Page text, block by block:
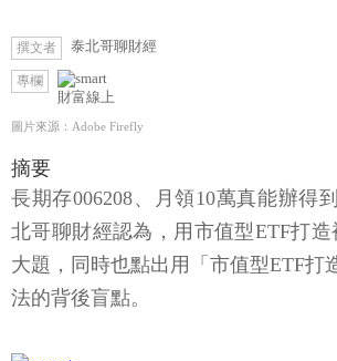
撰文者 泰北哥聊財經
專欄
財富線上
圖片來源：Adobe Firefly
摘要
長期存006208、月領10萬真能辦得
北哥聊財經認為，用市值型ETF打
大題，同時也點出用「市值型ETF打
法的背後盲點。